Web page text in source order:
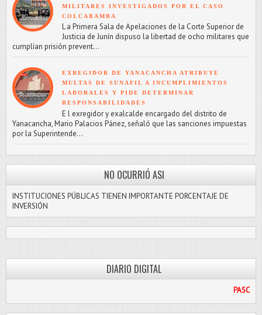
MILITARES INVESTIGADOS POR EL CASO
COLCABAMBA
L a Primera Sala de Apelaciones de la Corte Superior de
Justicia de Junín dispuso la libertad de ocho militares que
cumplían prisión prevent...
EXREGIDOR DE YANACANCHA ATRIBUYE
MULTAS DE SUNAFIL A INCUMPLIMIENTOS
LABORALES Y PIDE DETERMINAR
RESPONSABILIDADES
E l exregidor y exalcalde encargado del distrito de
Yanacancha, Mario Palacios Pánez, señaló que las sanciones impuestas
por la Superintende...
NO OCURRIÓ ASI
INSTITUCIONES PÚBLICAS TIENEN IMPORTANTE PORCENTAJE DE
INVERSIÓN
DIARIO DIGITAL